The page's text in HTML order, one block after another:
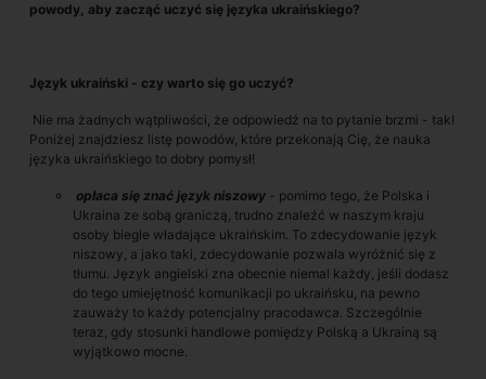
powody, aby zacząć uczyć się języka ukraińskiego?
Język ukraiński - czy warto się go uczyć?
Nie ma żadnych wątpliwości, że odpowiedź na to pytanie brzmi - tak!
Poniżej znajdziesz listę powodów, które przekonają Cię, że nauka
języka ukraińskiego to dobry pomysł!
opłaca się znać język niszowy - pomimo tego, że Polska i
Ukraina ze sobą graniczą, trudno znaleźć w naszym kraju
osoby biegle władające ukraińskim. To zdecydowanie język
niszowy, a jako taki, zdecydowanie pozwala wyróżnić się z
tłumu. Język angielski zna obecnie niemal każdy, jeśli dodasz
do tego umiejętność komunikacji po ukraińsku, na pewno
zauważy to każdy potencjalny pracodawca. Szczególnie
teraz, gdy stosunki handlowe pomiędzy Polską a Ukrainą są
wyjątkowo mocne.